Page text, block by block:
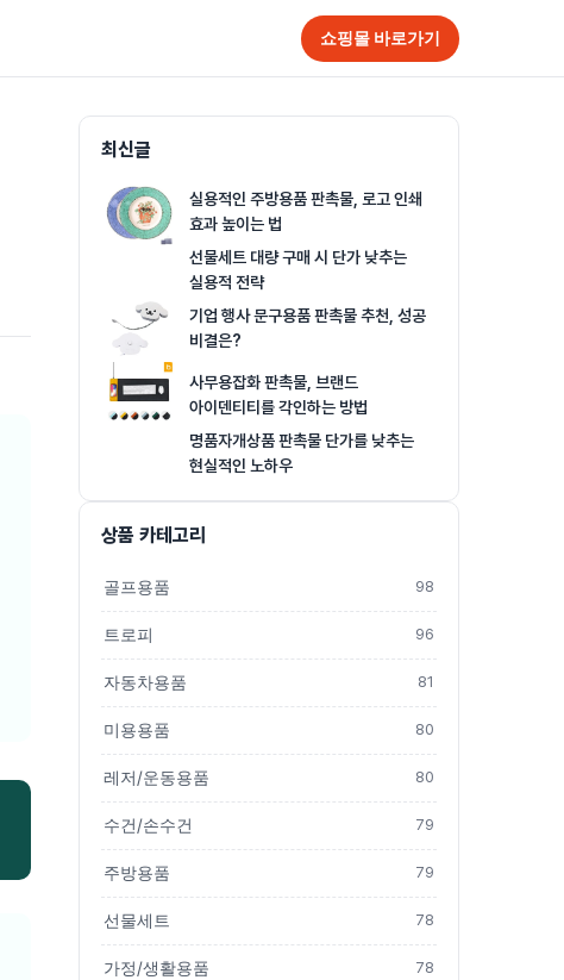
쇼핑몰 바로가기
최신글
실용적인 주방용품 판촉물, 로고 인쇄
효과 높이는 법
선물세트 대량 구매 시 단가 낮추는
실용적 전략
기업 행사 문구용품 판촉물 추천, 성공
비결은?
사무용잡화 판촉물, 브랜드
아이덴티티를 각인하는 방법
명품자개상품 판촉물 단가를 낮추는
현실적인 노하우
상품 카테고리
골프용품 98
트로피 96
자동차용품 81
미용용품 80
레저/운동용품 80
수건/손수건 79
주방용품 79
선물세트 78
가정/생활용품 78